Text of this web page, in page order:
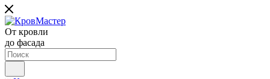
От кровли
до фасада